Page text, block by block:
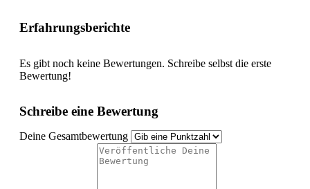
Erfahrungsberichte
Es gibt noch keine Bewertungen. Schreibe selbst die erste
Bewertung!
Schreibe eine Bewertung
Deine Gesamtbewertung